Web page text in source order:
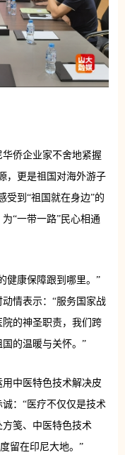
侨企业家不舍地紧握
，更是祖国对海外游子
受到“祖国就在身边”的
“一带一路”民心相通
健康保障跟到哪里。”
情表示：“服务国家战
的神圣职责，我们跨
的温暖与关怀。”
中医特色技术解决皮
：“医疗不仅仅是技术
笺、中医特色技术
留在印尼大地。”